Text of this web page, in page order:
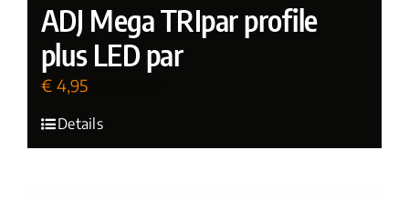
ADJ Mega TRIpar profile
plus LED par
€ 4,95
Details